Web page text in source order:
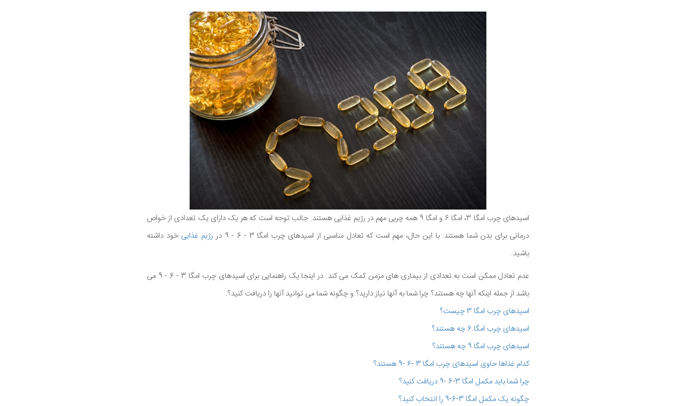
اسیدهای چرب امگا 3، امگا 6 و امگا 9 همه چربی مهم در رژیم غذایی هستند. جالب توجه است که هر یک دارای یک تعدادی از خواص
درمانی برای بدن شما هستند. با این حال، مهم است که تعادل مناسبی از اسیدهای چرب امگا 3 - 6 - 9 در
رژیم غذایی خود داشته
باشید.
عدم تعادل ممکن است به تعدادی از بیماری های مزمن کمک می کند. در اینجا یک راهنمایی برای اسیدهای چرب امگا 3 - 6 - 9 می
باشد از جمله اینکه آنها چه هستند؟ چرا شما به آنها نیاز دارید؟ و چگونه شما می توانید آنها را دریافت کنید؟.
اسیدهای چرب امگا 3 چیست؟
اسیدهای چرب امگا 6 چه هستند؟
اسیدهای چرب امگا 9 چه هستند؟
کدام غذاها حاوی اسیدهای چرب امگا 3 -6 -9 هستند؟
چرا شما باید مکمل امگا 3-6 -9 دریافت کنید؟
چگونه یک مکمل امگا 3-6-9 را انتخاب کنید؟